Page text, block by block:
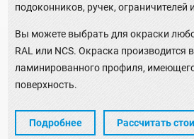
подоконников, ручек, ограничителей
Вы можете выбрать для окраски
RAL или NCS. Окраска производится
ламинированного профиля,
поверхность.
Подробнее Рассчитать